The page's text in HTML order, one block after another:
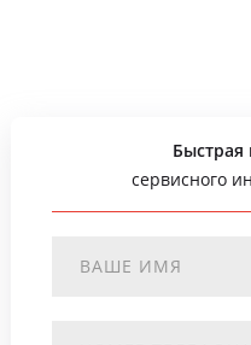
Быстрая
сервисного